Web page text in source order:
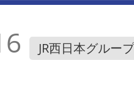
JR西日本グループ